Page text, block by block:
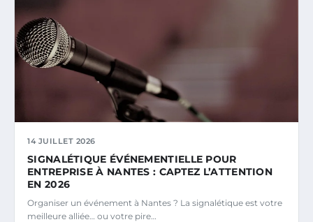
14 JUILLET 2026
SIGNALÉTIQUE ÉVÉNEMENTIELLE POUR
ENTREPRISE À NANTES : CAPTEZ L’ATTENTION
EN 2026
Organiser un événement à Nantes ? La signalétique est votre
meilleure alliée… ou votre pire…